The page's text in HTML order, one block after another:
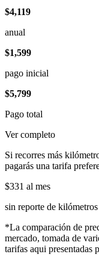
$4,119
anual
$1,599
pago inicial
$5,799
Pago total
Ver completo
Si recorres más
pagarás una tarifa
$331 al mes
sin reporte de kilómetros
*La comparación de
mercado, tomada de
tarifas aqui presentadas